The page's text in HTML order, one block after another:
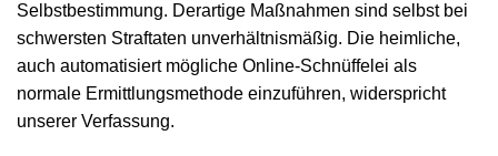
Selbstbestimmung. Derartige Maßnahmen sind selbst bei
schwersten Straftaten unverhältnismäßig. Die heimliche,
auch automatisiert mögliche Online-Schnüffelei als
normale Ermittlungsmethode einzuführen, widerspricht
unserer Verfassung.